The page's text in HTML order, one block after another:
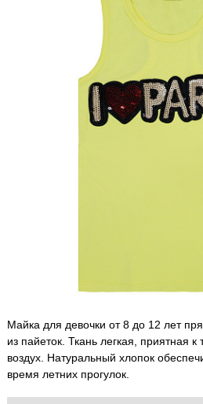
Майка для девочки от 8 до 12 лет
из пайеток. Ткань легкая, приятная
воздух. Натуральный хлопок
время летних прогулок.